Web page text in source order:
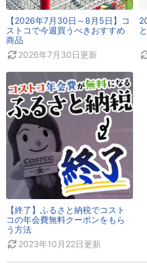
【2026年7月30日～8月5日】コ
ストコで今週買うべきおすすめ
商品
2026年7月30日更新
【終了】ふるさと納税でコスト
コの年会費無料クーポンをもら
う方法
2023年10月22日更新